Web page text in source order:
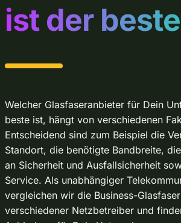
ist der
Welcher Glasfaseranbieter für Dein
beste ist, hängt von verschiedenen
Entscheidend sind zum Beispiel die
Standort, die benötigte Bandbreite,
an Sicherheit und Ausfallsicherheit
Service. Als unabhängiger
vergleichen wir die Business-
verschiedener Netzbetreiber und